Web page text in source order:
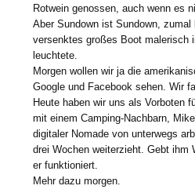
Rotwein genossen, auch wenn es
Aber Sundown ist Sundown, zumal
versenktes großes Boot malerisch
leuchtete.
Morgen wollen wir ja die
Google und Facebook sehen. Wir
Heute haben wir uns als Vorboten
mit einem Camping-Nachbarn,
digitaler Nomade von unterwegs
drei Wochen weiterzieht. Gebt ihm
er funktioniert.
Mehr dazu morgen.